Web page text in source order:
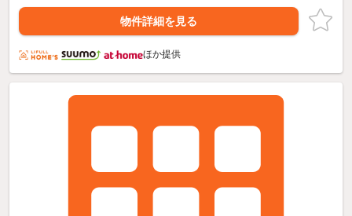
物件詳細を見る
ほか提供